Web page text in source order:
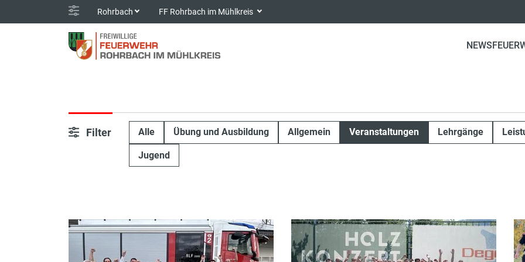
Rohrbach FF Rohrbach im Mühlkreis
NEWS
Filter Alle Übung und Ausbildung Allgemein Veranstaltungen Lehrgänge
Jugend